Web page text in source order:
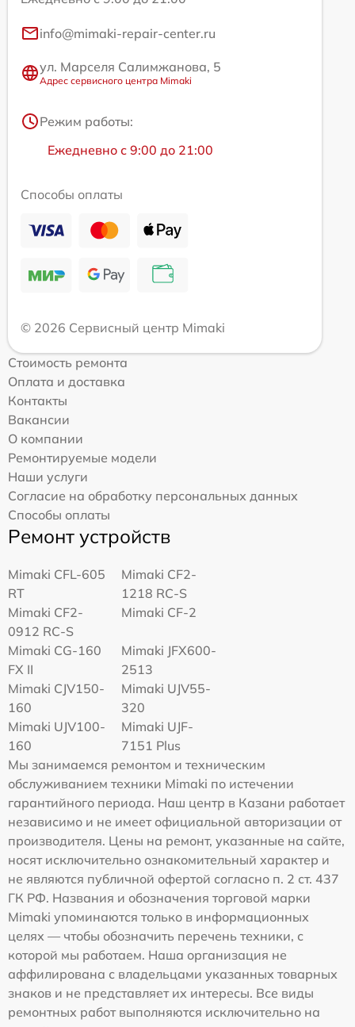
info@mimaki-repair-center.ru
ул. Марселя Салимжанова, 5
Адрес сервисного центра Mimaki
Режим работы:
Ежедневно с 9:00 до 21:00
Способы оплаты
© 2026 Сервисный центр Mimaki
Стоимость ремонта
Оплата и доставка
Контакты
Вакансии
О компании
Ремонтируемые модели
Наши услуги
Согласие на обработку персональных данных
Способы оплаты
Ремонт устройств
Mimaki CFL-605
RT
Mimaki CF2-
1218 RC-S
Mimaki CF2-
0912 RC-S
Mimaki CF-2
Mimaki CG-160
FX II
Mimaki JFX600-
2513
Mimaki СJV150-
160
Mimaki UJV55-
320
Mimaki UJV100-
160
Mimaki UJF-
7151 Plus
Мы занимаемся ремонтом и техническим
обслуживанием техники Mimaki по истечении
гарантийного периода. Наш центр в Казани работает
независимо и не имеет официальной авторизации от
производителя. Цены на ремонт, указанные на сайте,
носят исключительно ознакомительный характер и
не являются публичной офертой согласно п. 2 ст. 437
ГК РФ. Названия и обозначения торговой марки
Mimaki упоминаются только в информационных
целях — чтобы обозначить перечень техники, с
которой мы работаем. Наша организация не
аффилирована с владельцами указанных товарных
знаков и не представляет их интересы. Все виды
ремонтных работ выполняются исключительно на